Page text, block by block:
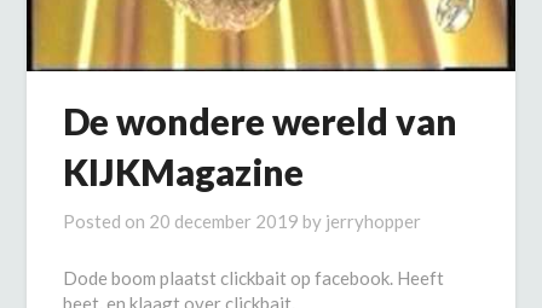
De wondere wereld van
KIJKMagazine
Posted on 20 december 2019 by jerryhopper
Dode boom plaatst clickbait op facebook. Heeft
beet, en klaagt over clickbait.